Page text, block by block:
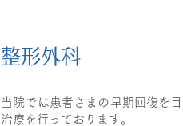
整形外科
当院では患者さまの早期回復を
治療を行っております。